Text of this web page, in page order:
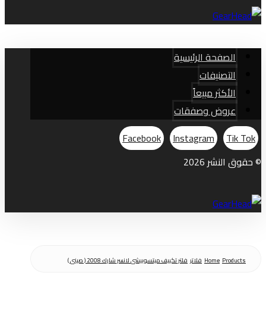
الصفحة الرئيسية
التصنيفات
الأكثر مبيعاً
عروض وصفقات
Facebook
Instagram
Tik Tok
© حقوق النشر 2026
Home Products فلاتر فلتر تكييف ميتسوبيشى لانسر شارك 2008 ( صينى )